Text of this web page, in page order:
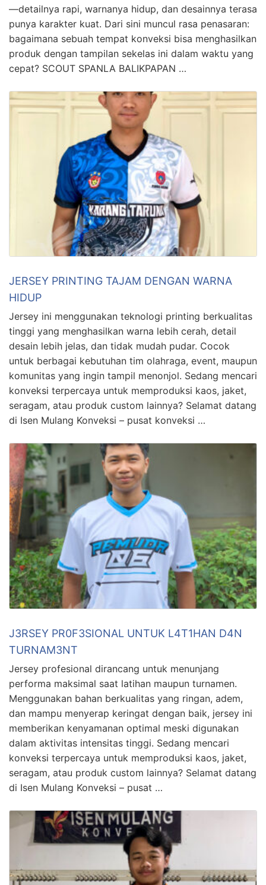
—detailnya rapi, warnanya hidup, dan desainnya terasa
punya karakter kuat. Dari sini muncul rasa penasaran:
bagaimana sebuah tempat konveksi bisa menghasilkan
produk dengan tampilan sekelas ini dalam waktu yang
cepat? SCOUT SPANLA BALIKPAPAN …
JERSEY PRINTING TAJAM DENGAN WARNA
HIDUP
Jersey ini menggunakan teknologi printing berkualitas
tinggi yang menghasilkan warna lebih cerah, detail
desain lebih jelas, dan tidak mudah pudar. Cocok
untuk berbagai kebutuhan tim olahraga, event, maupun
komunitas yang ingin tampil menonjol. Sedang mencari
konveksi terpercaya untuk memproduksi kaos, jaket,
seragam, atau produk custom lainnya? Selamat datang
di Isen Mulang Konveksi – pusat konveksi …
J3RSEY PR0F3SIONAL UNTUK L4T1HAN D4N
TURNAM3NT
Jersey profesional dirancang untuk menunjang
performa maksimal saat latihan maupun turnamen.
Menggunakan bahan berkualitas yang ringan, adem,
dan mampu menyerap keringat dengan baik, jersey ini
memberikan kenyamanan optimal meski digunakan
dalam aktivitas intensitas tinggi. Sedang mencari
konveksi terpercaya untuk memproduksi kaos, jaket,
seragam, atau produk custom lainnya? Selamat datang
di Isen Mulang Konveksi – pusat …